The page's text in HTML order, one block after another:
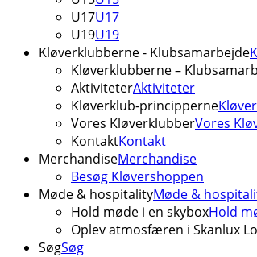
U17U17
U19U19
Kløverklubberne - Klubsamarbejde
Kløverklubberne –
AktiviteterAktiviteter
Kløverklub-principperne
Vores KløverklubberVores
KontaktKontakt
MerchandiseMerchandise
Besøg Kløvershoppen
Møde & hospitalityMøde &
Hold møde i en skyboxHold
Oplev atmosfæren i Skanlux
SøgSøg